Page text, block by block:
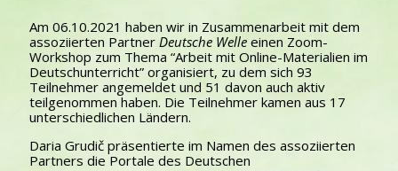
Am 06.10.2021 haben wir in Zusammenarbeit mit dem
assoziierten Partner Deutsche Welle einen Zoom-
Workshop zum Thema “Arbeit mit Online-Materialien im
Deutschunterricht” organisiert, zu dem sich 93
Teilnehmer angemeldet und 51 davon auch aktiv
teilgenommen haben. Die Teilnehmer kamen aus 17
unterschiedlichen Ländern.
Daria Grudič präsentierte im Namen des assoziierten
Partners die Portale des Deutschen